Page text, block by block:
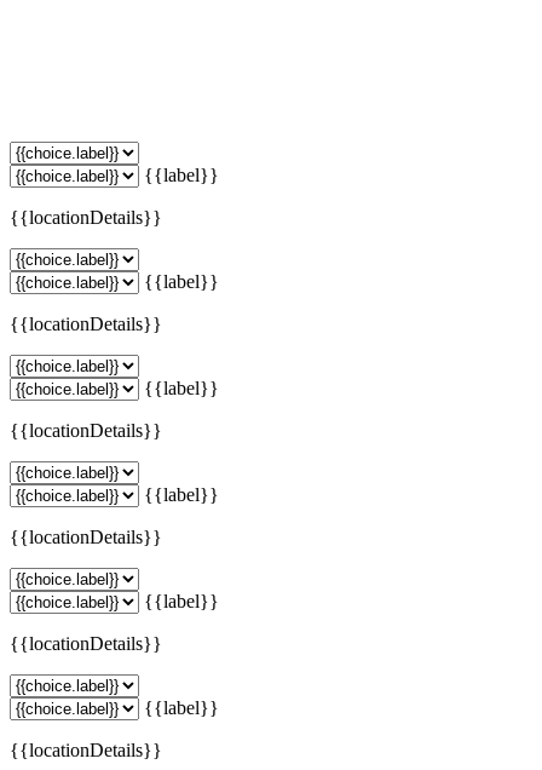
{{label}}
{{locationDetails}}
{{label}}
{{locationDetails}}
{{label}}
{{locationDetails}}
{{label}}
{{locationDetails}}
{{label}}
{{locationDetails}}
{{label}}
{{locationDetails}}